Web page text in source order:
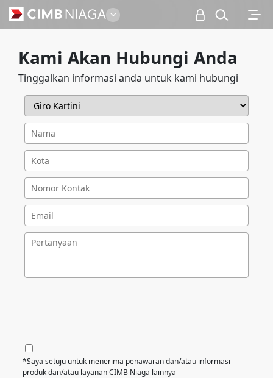
Personal
Kami Akan Hubungi Anda
Tinggalkan informasi anda untuk kami hubungi
*Saya setuju untuk menerima penawaran dan/atau informasi
produk dan/atau layanan CIMB Niaga lainnya